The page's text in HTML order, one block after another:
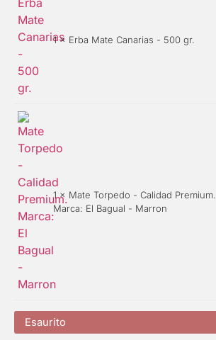
1 × Erba Mate Canarias - 500 gr.
1 × Mate Torpedo - Calidad Premium.
Marca: El Bagual - Marron
Esaurito